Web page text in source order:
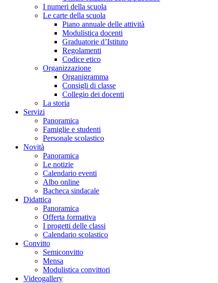
I numeri della scuola
Le carte della scuola
Piano annuale delle attività
Modulistica docenti
Graduatorie d’Istituto
Regolamenti
Codice etico
Organizzazione
Organigramma
Consigli di classe
Collegio dei docenti
La storia
Servizi
Panoramica
Famiglie e studenti
Personale scolastico
Novità
Panoramica
Le notizie
Calendario eventi
Albo online
Bacheca sindacale
Didattica
Panoramica
Offerta formativa
I progetti delle classi
Calendario scolastico
Convitto
Semiconvitto
Mensa
Modulistica convittori
Videogallery